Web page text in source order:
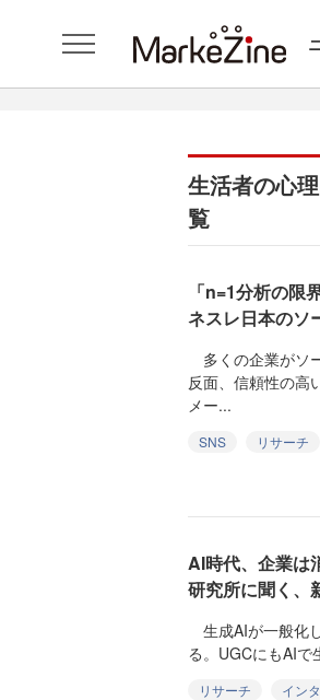
生活者の心
覧
「n=1分析の限
ネスレ日本のソ
多くの企業がソ
反面、信頼性の高
メー...
SNS リサーチ
AI時代、企業は
研究所に聞く、
生成AIが一般化
る。UGCにもAIで
リサーチ イン